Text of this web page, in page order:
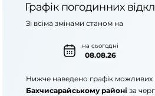
Графік погодинних
на сьогодні
08.08.26
Зі всіма змінами станом на
Нижче наведено графік можливих
Бахчисарайському районі за